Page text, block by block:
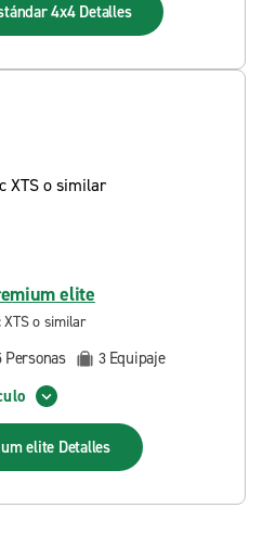
4x4 Detalles
elite
XTS o similar
Personas 3 Equipaje
elite Detalles